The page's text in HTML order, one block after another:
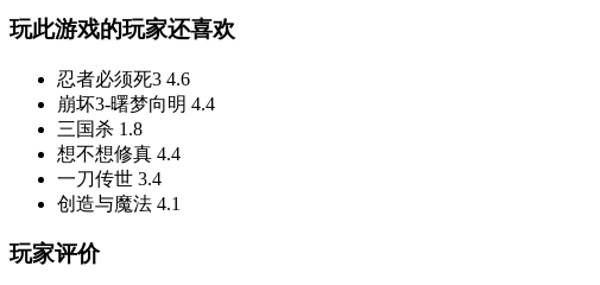
玩此游戏的玩家还喜欢
忍者必须死3 4.6
崩坏3-曙梦向明 4.4
三国杀 1.8
想不想修真 4.4
一刀传世 3.4
创造与魔法 4.1
玩家评价